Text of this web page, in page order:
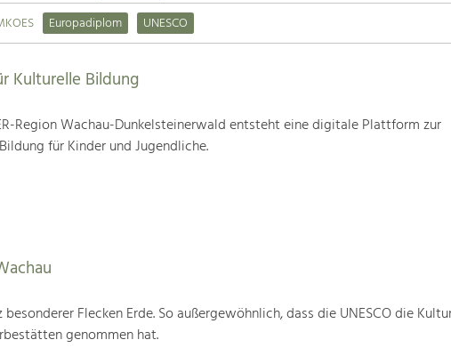
Europadiplom UNESCO
Kulturelle Bildung
Region Wachau-Dunkelsteinerwald entsteht eine digitale Plattform zur
für Kinder und Jugendliche.
Flecken Erde. So außergewöhnlich, dass die UNESCO die
genommen hat.